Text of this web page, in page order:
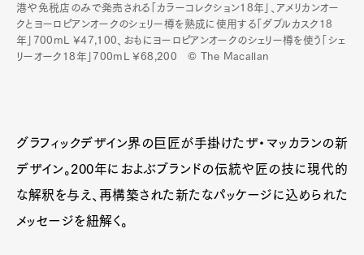
港や免税店のみで発売される「カラーコレクション18年」、アメリカンオー
クとヨーロピアンオークのシェリー樽を熟成に使用する「ダブルカスク18
年」700mL ¥47,100、おもにヨーロピアンオークのシェリー樽を使う「シェ
リーオーク18年」700mL ¥68,200 © The Macallan
グラフィックデザイン界の巨匠が手掛けたザ・マッカランの新
デザイン。200年におよぶブランドの伝統や匠の技に現代的
な解釈を与え、再構築された新たなパッケージに込められた
メッセージを紐解く。